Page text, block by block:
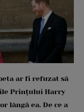
ar fi refuzat să
Prințului Harry
lângă ea. De ce a